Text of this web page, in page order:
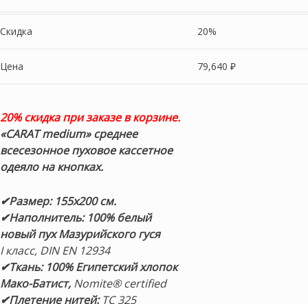
Скидка 20%
Цена 79,640 ₽
20% скидка при заказе в корзине.
«CARAT medium» среднее
всесезонное пуховое кассетное
одеяло на кнопках.
✔Размер: 155х200 см.
✔Наполнитель: 100% белый
новый пух Мазурийского гуся
I класс, DIN EN 12934
✔Ткань: 100% Египетский хлопок
Мако-Батист, Nomite® certified
✔Плетение нитей:TC 325